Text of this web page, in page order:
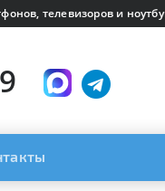
телевизоров и